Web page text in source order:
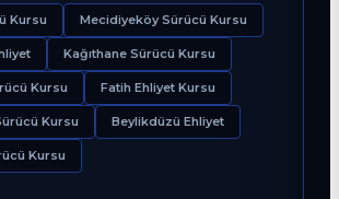
Kursu Mecidiyeköy Sürücü Kursu
Kağıthane Sürücü Kursu
Kursu Fatih Ehliyet Kursu
Kursu Beylikdüzü Ehliyet
Kursu